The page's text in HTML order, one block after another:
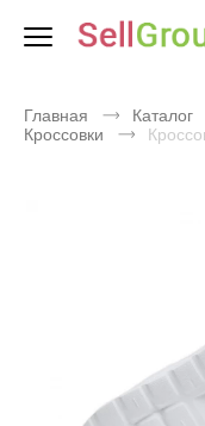
Главная Каталог
Кроссовки